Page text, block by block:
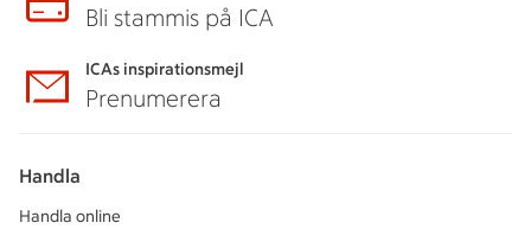
Bli stammis på ICA
ICAs inspirationsmejl
Prenumerera
Handla
Handla online